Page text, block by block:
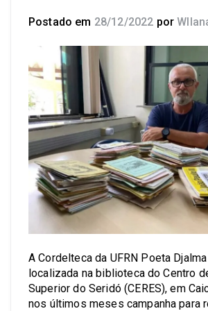
Postado em 28/12/2022 por
A Cordelteca da UFRN Poeta
localizada na biblioteca do Centro
Superior do Seridó (CERES), em
nos últimos meses campanha para